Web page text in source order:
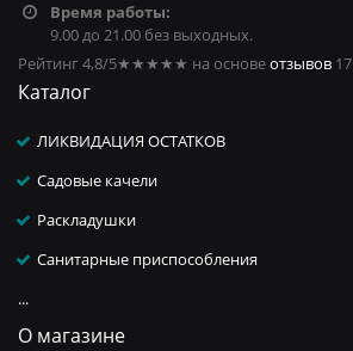
Время работы:
9.00 до 21.00 без выходных.
Рейтинг 4,8/5★★★★★ на основеотзывов 17
Каталог
ЛИКВИДАЦИЯ ОСТАТКОВ
Садовые качели
Раскладушки
Санитарные приспособления
...
О магазине